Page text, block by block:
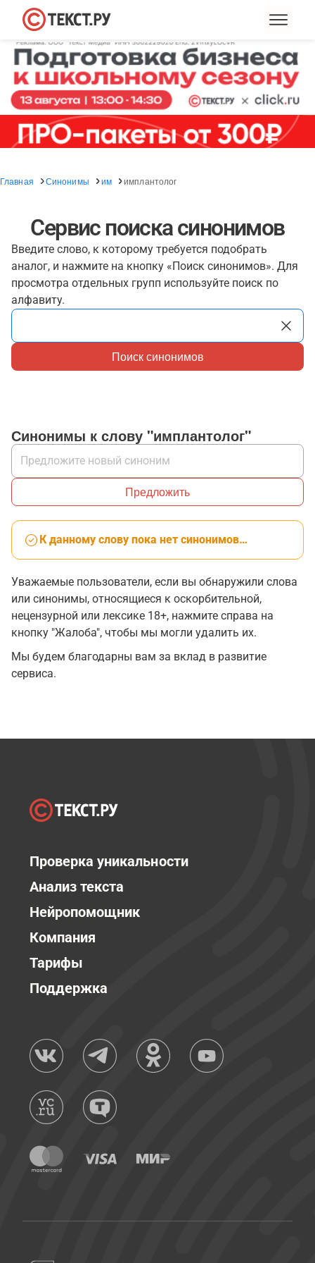
Главная Синонимы им имплантолог
Сервис поиска синонимов
Введите слово, к которому требуется подобрать
аналог, и нажмите на кнопку «Поиск синонимов». Для
просмотра отдельных групп используйте поиск по
алфавиту.
Поиск синонимов
Синонимы к слову "имплантолог"
Предложить
К данному слову пока нет синонимов…
Уважаемые пользователи, если вы обнаружили слова
или синонимы, относящиеся к оскорбительной,
нецензурной или лексике 18+, нажмите справа на
кнопку "Жалоба", чтобы мы могли удалить их.
Мы будем благодарны вам за вклад в развитие
сервиса.
Проверка уникальности
Анализ текста
Нейропомощник
Компания
Тарифы
Поддержка